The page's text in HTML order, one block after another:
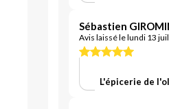
Sébastien
Avis laissé le lundi 13
L'épicerie de